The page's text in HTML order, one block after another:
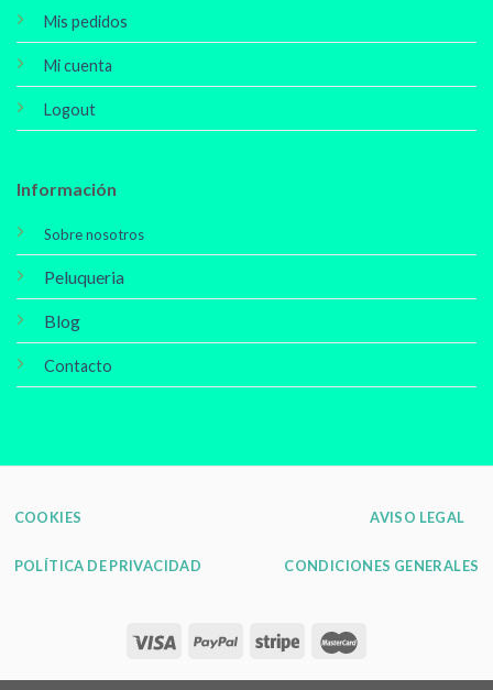
Mis pedidos
Mi cuenta
Logout
Información
Sobre nosotros
Peluqueria
Blog
Contacto
COOKIES
POLÍTICA DE PRIVACIDAD
AVISO LEGAL
CONDICIONES GENERALES